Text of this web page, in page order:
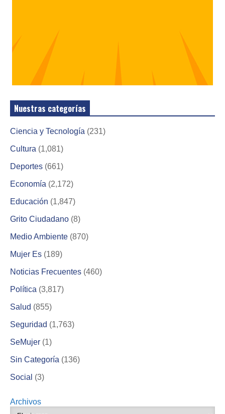
Nuestras categorías
Ciencia y Tecnología (231)
Cultura (1,081)
Deportes (661)
Economía (2,172)
Educación (1,847)
Grito Ciudadano (8)
Medio Ambiente (870)
Mujer Es (189)
Noticias Frecuentes (460)
Política (3,817)
Salud (855)
Seguridad (1,763)
SeMujer (1)
Sin Categoría (136)
Social (3)
Archivos